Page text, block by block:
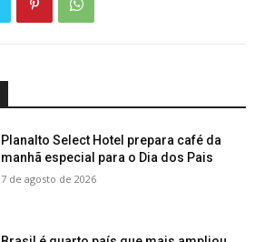
Planalto Select Hotel prepara café da
manhã especial para o Dia dos Pais
7 de agosto de 2026